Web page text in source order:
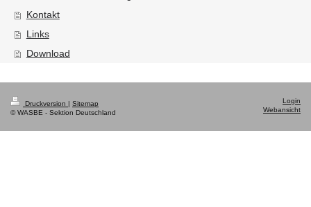
Kontakt
Links
Download
Druckversion | Sitemap
© WASBE - Sektion Deutschland
Login
Webansicht